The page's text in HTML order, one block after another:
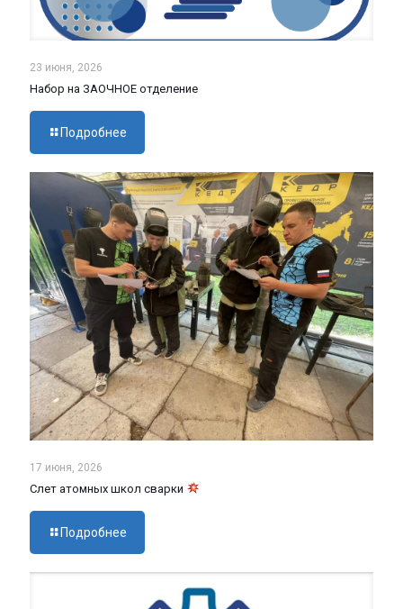
23 июня, 2026
Набор на ЗАОЧНОЕ отделение
Подробнее
17 июня, 2026
Слет атомных школ сварки
Подробнее